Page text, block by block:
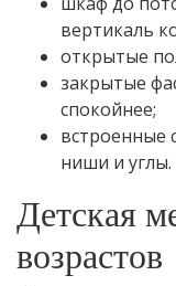
вертикаль
открытые
закрытые
спокойнее;
встроенные
ниши и углы.
Детская
возрастов